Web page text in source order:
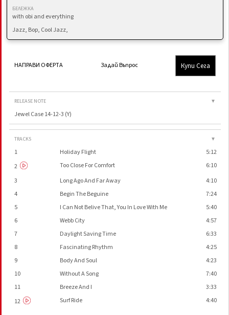
БЕЛЕЖКА
with obi and everything
Jazz, Bop, Cool Jazz,
НАПРАВИ ОФЕРТА Задай Въпрос Купи Сега
RELEASE NOTE ▼
Jewel Case 14-12-3 (Y)
TRACKS ▼
1 Holiday Flight
5:12
2
Too Close For Comfort
6:10
3
Long Ago And Far Away
4:10
4
Begin The Beguine
7:24
5
I Can Not Belive That, You In Love With Me
5:40
6
Webb City
4:57
7
Daylight Saving Time
6:33
8
Fascinating Rhythm
4:25
9
Body And Soul
4:23
10
Without A Song
7:40
11
Breeze And I
3:33
12
Surf Ride 4:40